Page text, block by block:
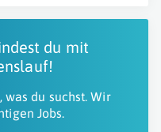
du mit
was du suchst. Wir
Jobs.